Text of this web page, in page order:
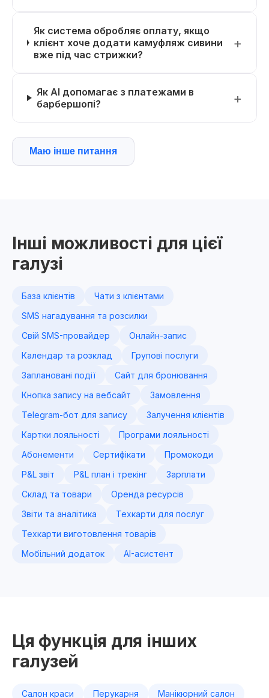
Як система обробляє оплату, якщо
клієнт хоче додати камуфляж сивини
вже під час стрижки?
Як AI допомагає з платежами в
барбершопі?
Маю інше питання
Інші можливості для цієї
галузі
База клієнтів
Чати з клієнтами
SMS нагадування та розсилки
Свій SMS-провайдер
Онлайн-запис
Календар та розклад
Групові послуги
Заплановані події
Сайт для бронювання
Кнопка запису на вебсайт
Замовлення
Telegram-бот для запису
Залучення клієнтів
Картки лояльності
Програми лояльності
Абонементи
Сертифікати
Промокоди
P&L звіт
P&L план і трекінг
Зарплати
Склад та товари
Оренда ресурсів
Звіти та аналітика
Техкарти для послуг
Техкарти виготовлення товарів
Мобільний додаток
AI-асистент
Ця функція для інших
галузей
Салон краси Перукарня Манікюрний салон